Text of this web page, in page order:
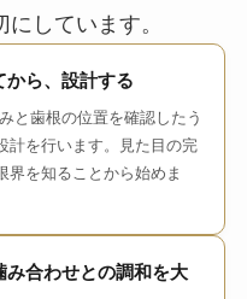
しています。
から、設計する
と歯根の位置を確認したう
計を行います。見た目の完
界を知ることから始めま
合わせとの調和を大